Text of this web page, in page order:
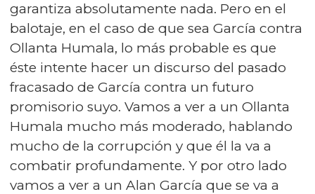
garantiza absolutamente nada. Pero en el
balotaje, en el caso de que sea García contra
Ollanta Humala, lo más probable es que
éste intente hacer un discurso del pasado
fracasado de García contra un futuro
promisorio suyo. Vamos a ver a un Ollanta
Humala mucho más moderado, hablando
mucho de la corrupción y que él la va a
combatir profundamente. Y por otro lado
vamos a ver a un Alan García que se va a